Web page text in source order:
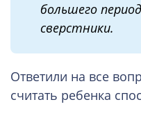
большего
сверстники.
Ответили на все
считать ребенка